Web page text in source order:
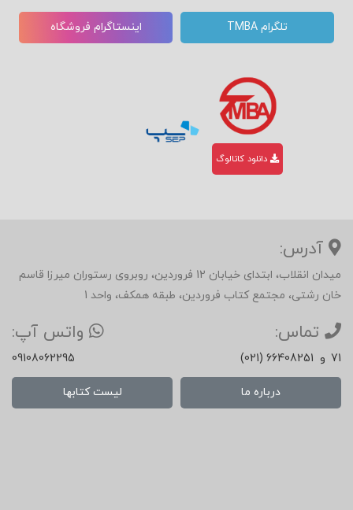
تلگرام TMBA اینستاگرام فروشگاه
دانلود کاتالوگ
آدرس:
میدان انقلاب، ابتدای خیابان 12 فروردین، روبروی رستوران میرزا قاسم
خان رشتی، مجتمع کتاب فروردین، طبقه همکف، واحد 1
تماس:
(021) 66408251 و 71
واتس آپ:
09108062295
درباره ما لیست کتابها